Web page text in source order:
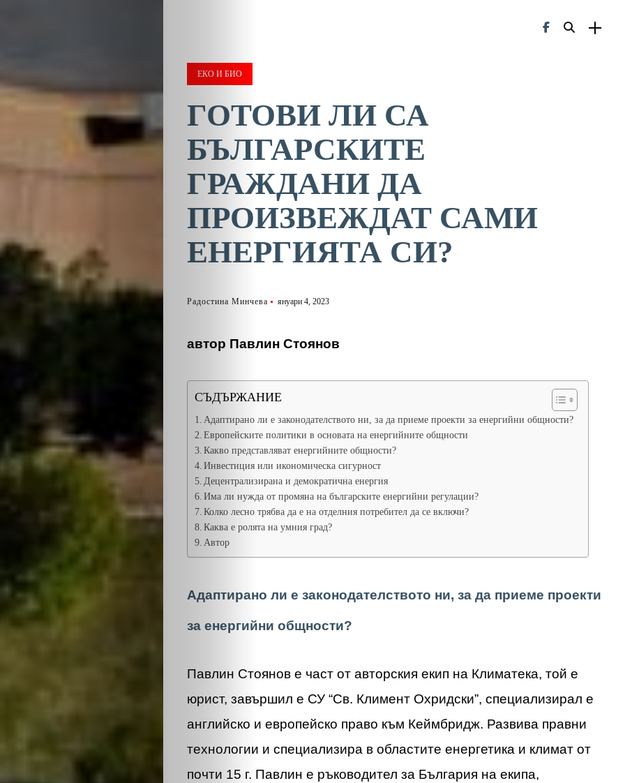
ЕКО И БИО
ГОТОВИ ЛИ СА
БЪЛГАРСКИТЕ
ГРАЖДАНИ ДА
ПРОИЗВЕЖДАТ САМИ
ЕНЕРГИЯТА СИ?
Радостина Минчева януари 4, 2023
автор Павлин Стоянов
СЪДЪРЖАНИЕ
Адаптирано ли е законодателството ни, за да приеме проекти за енергийни общности?
Европейските политики в основата на енергийните общности
Какво представляват енергийните общности?
Инвестиция или икономическа сигурност
Децентрализирана и демократична енергия
Има ли нужда от промяна на българските енергийни регулации?
Колко лесно трябва да е на отделния потребител да се включи?
Каква е ролята на умния град?
Автор
Адаптирано ли е законодателството ни, за да приеме проекти
за енергийни общности?
Павлин Стоянов е част от авторския екип на Климатека, той е
юрист, завършил е СУ “Св. Климент Охридски”, специализирал e
английско и европейско право към Кеймбридж. Развива правни
технологии и специализира в областите енергетика и климат от
почти 15 г. Павлин е ръководител за България на екипа,